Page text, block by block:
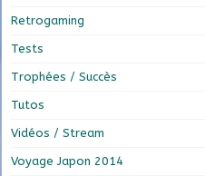
Retrogaming
Tests
Trophées / Succès
Tutos
Vidéos / Stream
Voyage Japon 2014